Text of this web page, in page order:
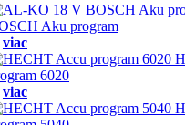
Aku program
viac
6020
viac